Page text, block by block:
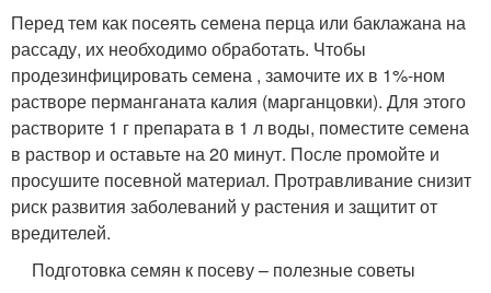
Перед тем как посеять семена перца или баклажана на
рассаду, их необходимо обработать. Чтобы
продезинфицировать семена , замочите их в 1%-ном
растворе перманганата калия (марганцовки). Для этого
растворите 1 г препарата в 1 л воды, поместите семена
в раствор и оставьте на 20 минут. После промойте и
просушите посевной материал. Протравливание снизит
риск развития заболеваний у растения и защитит от
вредителей.
Подготовка семян к посеву – полезные советы